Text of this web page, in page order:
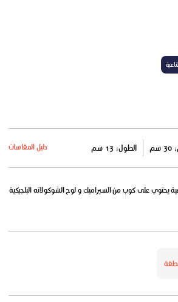
الطول: 13 سم دليل المقاسات
يحتوي على كوب من السيراميك و لوح الشوكولاته البلجيكية